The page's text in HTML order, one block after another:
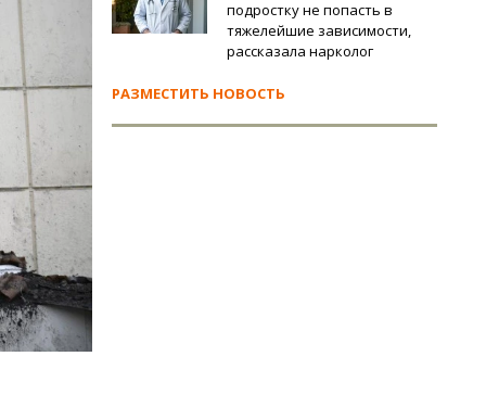
подростку не попасть в
тяжелейшие зависимости,
рассказала нарколог
РАЗМЕСТИТЬ НОВОСТЬ